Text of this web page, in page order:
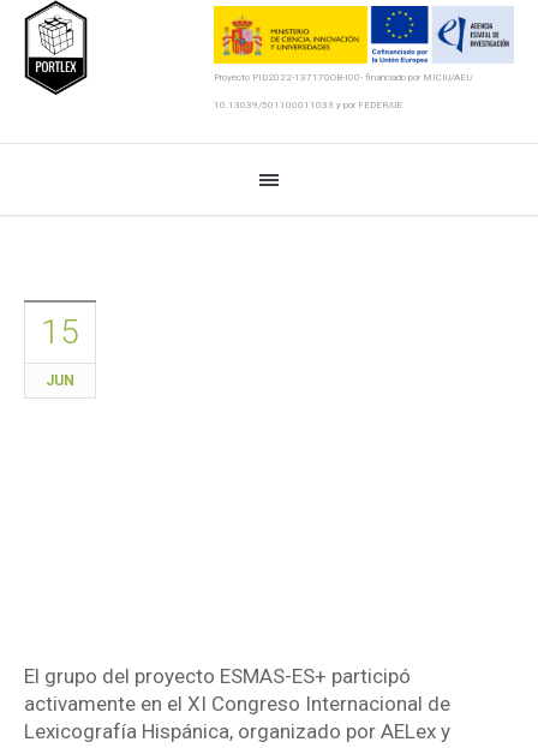
Proyecto PID2022-137170OB-I00- financiado por MICIU/AEI/
10.13039/501100011033 y por FEDER/UE
15
JUN
El grupo del proyecto ESMAS-ES+ participó
activamente en el XI Congreso Internacional de
Lexicografía Hispánica, organizado por AELex y